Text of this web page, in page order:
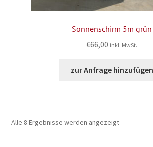
Sonnenschirm 5m grün
€66,00 inkl. MwSt.
zur Anfrage hinzufügen
Alle 8 Ergebnisse werden angezeigt